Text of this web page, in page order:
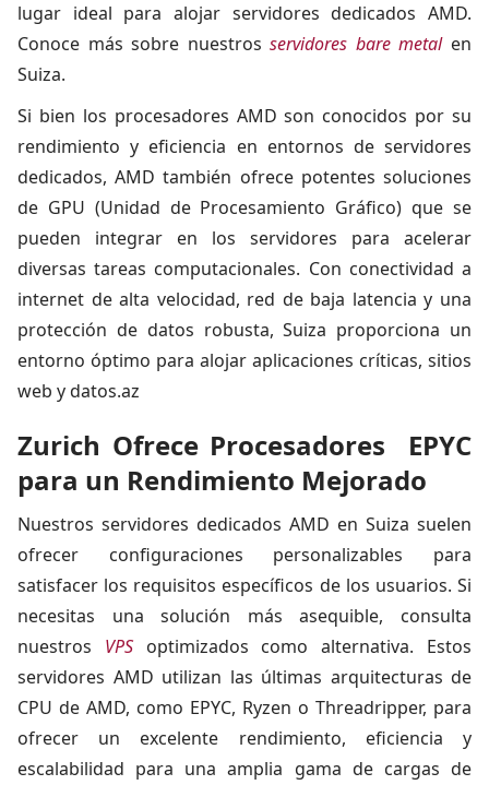
lugar ideal para alojar servidores dedicados AMD.
Conoce más sobre nuestrosservidores bare metalen
Suiza.
Si bien los procesadores AMD son conocidos por su
rendimiento y eficiencia en entornos de servidores
dedicados, AMD también ofrece potentes soluciones
de GPU (Unidad de Procesamiento Gráfico) que se
pueden integrar en los servidores para acelerar
diversas tareas computacionales. Con conectividad a
internet de alta velocidad, red de baja latencia y una
protección de datos robusta, Suiza proporciona un
entorno óptimo para alojar aplicaciones críticas, sitios
web y datos.az
Zurich Ofrece Procesadores EPYC
para un Rendimiento Mejorado
Nuestros servidores dedicados AMD en Suiza suelen
ofrecer configuraciones personalizables para
satisfacer los requisitos específicos de los usuarios. Si
necesitas una solución más asequible, consulta
nuestros VPS optimizados como alternativa. Estos
servidores AMD utilizan las últimas arquitecturas de
CPU de AMD, como EPYC, Ryzen o Threadripper, para
ofrecer un excelente rendimiento, eficiencia y
escalabilidad para una amplia gama de cargas de